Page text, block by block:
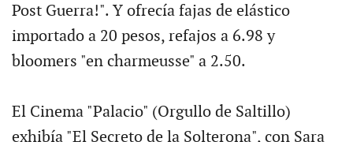
Post Guerra!". Y ofrecía fajas de elástico
importado a 20 pesos, refajos a 6.98 y
bloomers "en charmeusse" a 2.50.
El Cinema "Palacio" (Orgullo de Saltillo)
exhibía "El Secreto de la Solterona", con Sara